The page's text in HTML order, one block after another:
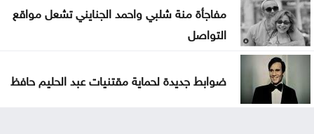
مفاجأة منة شلبي واحمد الجنايني تشعل مواقع
التواصل
ضوابط جديدة لحماية مقتنيات عبد الحليم حافظ